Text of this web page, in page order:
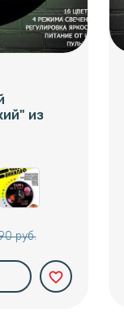
из
руб.
favorite_border